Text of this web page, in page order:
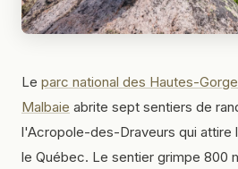
Le parc national des Hautes-
Malbaie abrite sept sentiers de
l'Acropole-des-Draveurs qui attire
le Québec. Le sentier grimpe 800